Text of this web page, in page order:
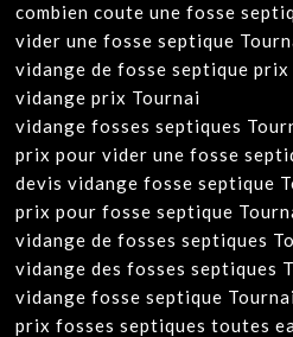
combien coute une fosse
vider une fosse septique
vidange de fosse septique prix
vidange prix Tournai
vidange fosses septiques
prix pour vider une fosse
devis vidange fosse septique
prix pour fosse septique
vidange de fosses septiques
vidange des fosses septiques
vidange fosse septique
prix fosses septiques toutes